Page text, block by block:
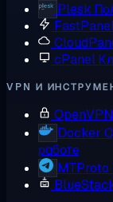
Plesk
cPanel
VPN И
Docker
работе
MTProto